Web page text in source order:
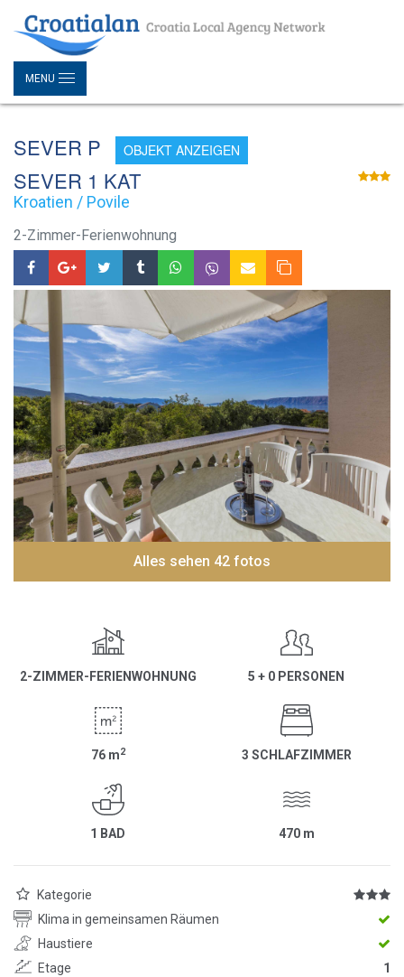
MENU
SEVER P OBJEKT ANZEIGEN
SEVER 1 KAT
Kroatien / Povile
2-Zimmer-Ferienwohnung
Alles sehen 42 fotos
2-ZIMMER-FERIENWOHNUNG 5 + 0 PERSONEN
76 m2 3 SCHLAFZIMMER
1 BAD 470 m
Kategorie
Klima in gemeinsamen Räumen
Haustiere
Etage
1